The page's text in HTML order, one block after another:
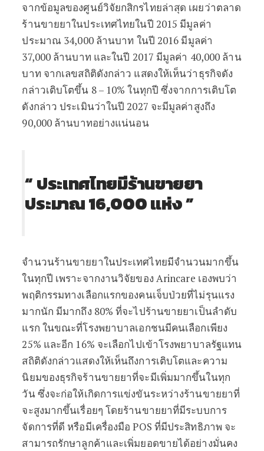
จากข้อมูลของศูนย์วิจัยกสิกรไทยล่าสุด เผยว่าตลาด
ร้านขายยาในประเทศไทยในปี 2015 มีมูลค่า
ประมาณ 34,000 ล้านบาท ในปี 2016 มีมูลค่า
37,000 ล้านบาท และในปี 2017 มีมูลค่า 40,000 ล้าน
บาท จากเลขสถิติดังกล่าว แสดงให้เห็นว่าธุรกิจดัง
กล่าวเติบโตขึ้น 8 – 10% ในทุกปี ซึ่งจากการเติบโต
ดังกล่าว ประเมินว่าในปี 2027 จะมีมูลค่าสูงถึง
90,000 ล้านบาทอย่างแน่นอน
“ ประเทศไทยมีร้านขายยา
ประมาณ 16,000 แห่ง ”
จำนวนร้านขายยาในประเทศไทยมีจำนวนมากขึ้น
ในทุกปี เพราะจากงานวิจัยของ Arincare เองพบว่า
พฤติกรรมทางเลือกแรกของคนเจ็บป่วยที่ไม่รุนแรง
มากนัก มีมากถึง 80% ที่จะไปร้านขายยาเป็นลำดับ
แรก ในขณะที่โรงพยาบาลเอกชนมีคนเลือกเพียง
25% และอีก 16% จะเลือกไปเข้าโรงพยาบาลรัฐแทน
สถิติดังกล่าวแสดงให้เห็นถึงการเติบโตและความ
นิยมของธุรกิจร้านขายยาที่จะมีเพิ่มมากขึ้นในทุก
วัน ซึ่งจะก่อให้เกิดการแข่งขันระหว่างร้านขายยาที่
จะสูงมากขึ้นเรื่อยๆ โดยร้านขายยาที่มีระบบการ
จัดการที่ดี หรือมีเครื่องมือ POS ที่มีประสิทธิภาพ จะ
สามารถรักษาลูกค้าและเพิ่มยอดขายได้อย่างมั่นคง